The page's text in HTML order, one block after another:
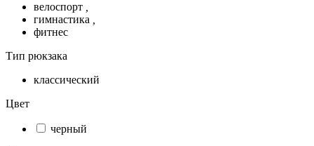
велоспорт
гимнастика
фитнес
Тип рюкзака
классический
Цвет
черный